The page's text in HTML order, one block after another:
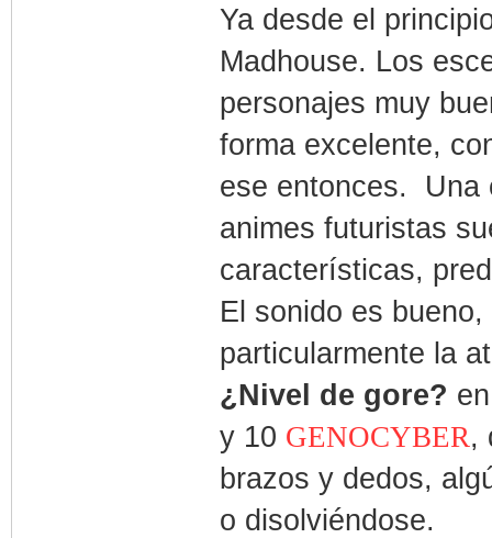
Ya desde el
Madhouse. Los
personajes muy
forma excelente,
ese entonces. Una
animes futuristas
características,
El sonido es
particularmente la
¿Nivel de gore?
y 10 GENOCYBER,
brazos y dedos,
o disolviéndose.